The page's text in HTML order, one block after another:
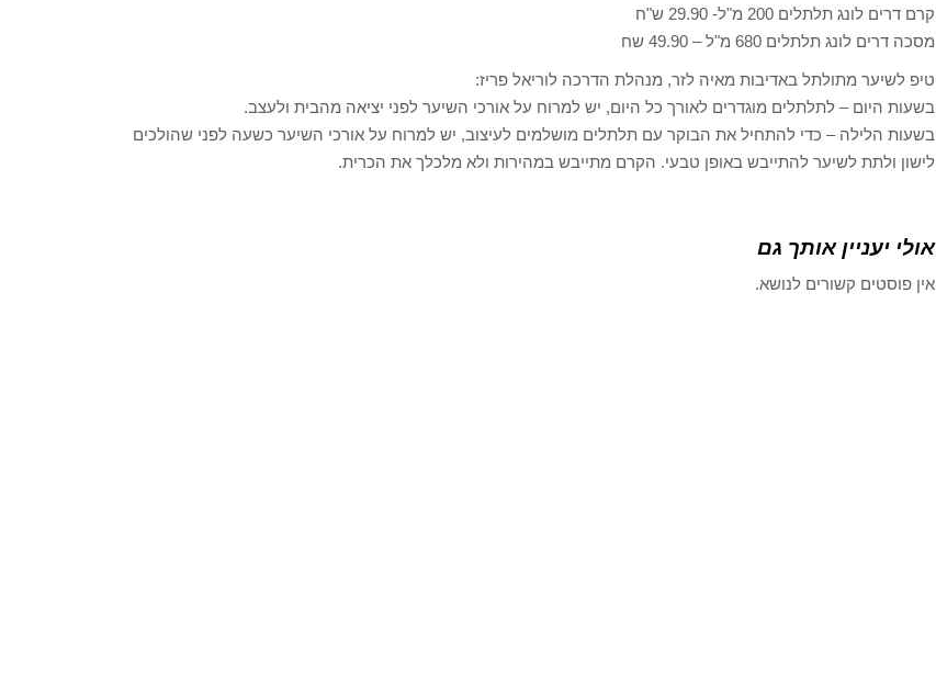
קרם דרים לונג תלתלים 200 מ"ל- 29.90 ש"ח
מסכה דרים לונג תלתלים 680 מ"ל – 49.90 שח
טיפ לשיער מתולתל באדיבות מאיה לזר, מנהלת הדרכה לוריאל פריז:
בשעות היום – לתלתלים מוגדרים לאורך כל היום, יש למרוח על אורכי השיער לפני יציאה מהבית ולעצב.
בשעות הלילה – כדי להתחיל את הבוקר עם תלתלים מושלמים לעיצוב, יש למרוח על אורכי השיער כשעה לפני שהולכים
לישון ולתת לשיער להתייבש באופן טבעי. הקרם מתייבש במהירות ולא מלכלך את הכרית.
אולי יעניין אותך גם
אין פוסטים קשורים לנושא.